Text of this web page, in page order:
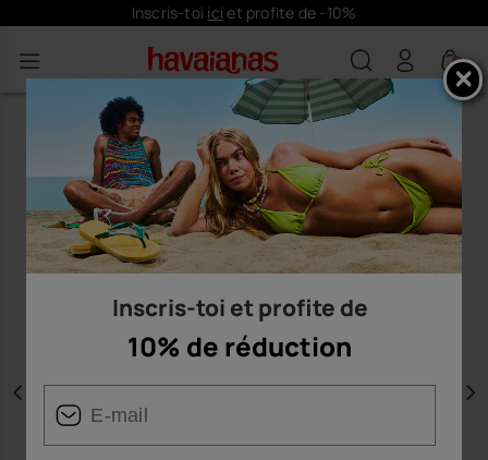
Inscris-toi ici et profite de -10%
0
Précédent
Inscris-toi et profite de
10% de réduction